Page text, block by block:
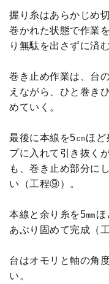
握り糸はあらかじめ
巻かれた状態で作業
り無駄を出さずに済む
巻き止め作業は、台
えながら、ひと巻き
めていく。
最後に本線を5㎝ほ
プに入れて引き抜く
も、巻き止め部分に
い（工程⑨）。
本線と余り糸を5㎜
あぶり固めて完成（
台はオモリと軸の角
い。